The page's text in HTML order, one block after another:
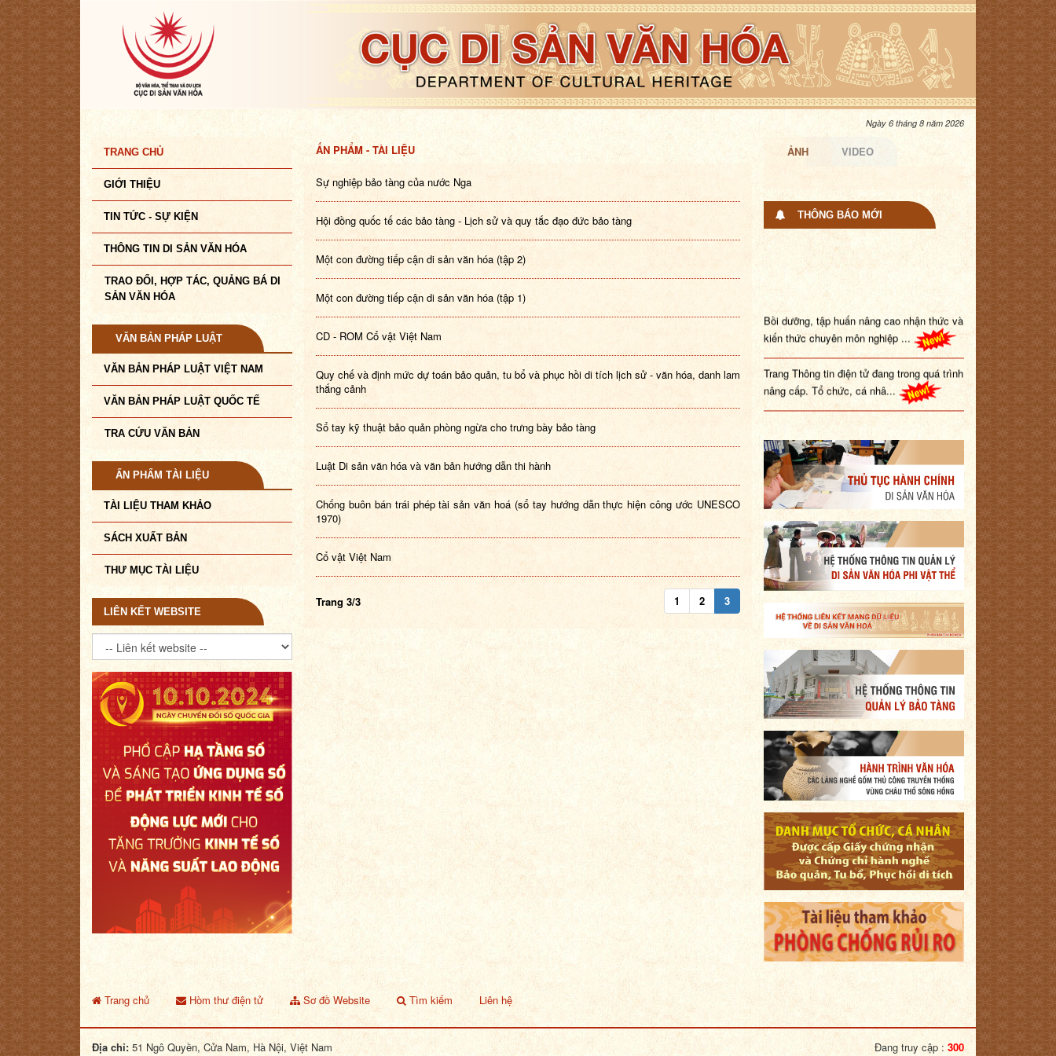
Ngày 6 tháng 8 năm 2026
TRANG CHỦ
GIỚI THIỆU
TIN TỨC - SỰ KIỆN
THÔNG TIN DI SẢN VĂN HÓA
TRAO ĐỔI, HỢP TÁC, QUẢNG BÁ DI
SẢN VĂN HÓA
VĂN BẢN PHÁP LUẬT
VĂN BẢN PHÁP LUẬT VIỆT NAM
VĂN BẢN PHÁP LUẬT QUỐC TẾ
TRA CỨU VĂN BẢN
ẤN PHẨM TÀI LIỆU
TÀI LIỆU THAM KHẢO
SÁCH XUẤT BẢN
THƯ MỤC TÀI LIỆU
LIÊN KẾT WEBSITE
ẤN PHẨM - TÀI LIỆU
Sự nghiệp bảo tàng của nước Nga
Hội đồng quốc tế các bảo tàng - Lịch sử và quy tắc đạo đức bảo tàng
Một con đường tiếp cận di sản văn hóa (tập 2)
Một con đường tiếp cận di sản văn hóa (tập 1)
CD - ROM Cổ vật Việt Nam
Quy chế và định mức dự toán bảo quản, tu bổ và phục hồi di tích lịch sử - văn hóa, danh lam
thắng cảnh
Sổ tay kỹ thuật bảo quản phòng ngừa cho trưng bày bảo tàng
Luật Di sản văn hóa và văn bản hướng dẫn thi hành
Chống buôn bán trái phép tài sản văn hoá (sổ tay hướng dẫn thực hiện công ước UNESCO
1970)
Cổ vật Việt Nam
Trang 3/3 1 2 3
ẢNH VIDEO
THÔNG BÁO MỚI
Bồi dưỡng, tập huấn nâng cao nhận thức và
kiến thức chuyên môn nghiệp ...
Trang Thông tin điện tử đang trong quá trình
nâng cấp. Tổ chức, cá nhâ...
Trang chủ Hòm thư điện tử Sơ đồ Website Tìm kiếm Liên hệ
Địa chỉ: 51 Ngô Quyền, Cửa Nam, Hà Nội, Việt Nam
Đang truy cập : 300